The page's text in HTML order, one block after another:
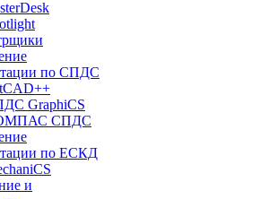
по СПДС
GraphiCS
СПДС
по ЕСКД
и